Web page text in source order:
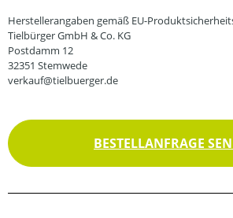
Herstellerangaben gemäß EU-
Tielbürger GmbH & Co. KG
Postdamm 12
32351 Stemwede
verkauf@tielbuerger.de
BESTELLANFRAGE